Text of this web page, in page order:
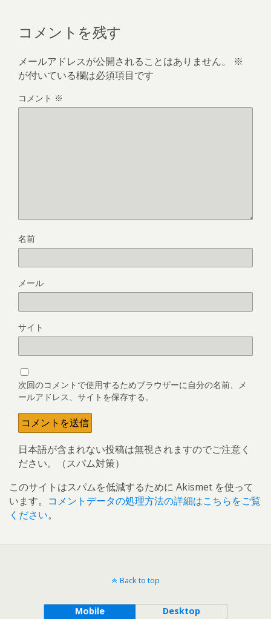
コメントを残す
メールアドレスが公開されることはありません。
※
が付いている欄は必須項目です
コメント ※
名前
メール
サイト
次回のコメントで使用するためブラウザーに自分の名前、メ
ールアドレス、サイトを保存する。
日本語が含まれない投稿は無視されますのでご注意く
ださい。（スパム対策）
このサイトはスパムを低減するために Akismet を使って
います。 コメントデータの処理方法の詳細はこちらをご覧
ください。
Back to top
Mobile Desktop